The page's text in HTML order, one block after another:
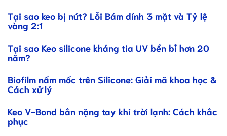
Tại sao keo bị nứt? Lỗi Bám dính 3 mặt và Tỷ lệ
vàng 2:1
Tại sao Keo silicone kháng tia UV bền bỉ hơn 20
năm?
Biofilm nấm mốc trên Silicone: Giải mã khoa học &
Cách xử lý
Keo V-Bond bắn nặng tay khi trời lạnh: Cách khắc
phục